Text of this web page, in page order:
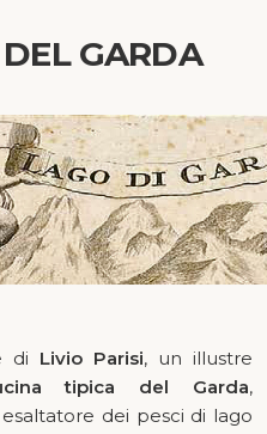
GARDA
di Livio Parisi, un illustre
tipica del Garda,
dei pesci di lago